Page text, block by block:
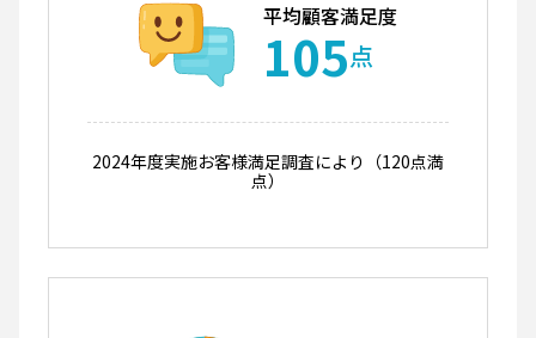
平均顧客満足度
105点
2024年度実施お客様満足調査により（120点満
点）